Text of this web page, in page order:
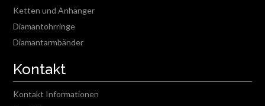
Ketten und Anhänger
Diamantohrringe
Diamantarmbänder
Kontakt
Kontakt Informationen